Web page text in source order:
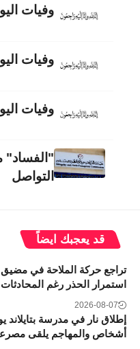
وفيات اليوم
وفيات اليوم
وفيات اليوم
"الفساد"
التواصل
قد يعجبك ايضاً
تراجع حركة الملاحة في
استمرار الحذر رغم المحادثات
2026-08-07
أشخاص والمهاجم يلقى